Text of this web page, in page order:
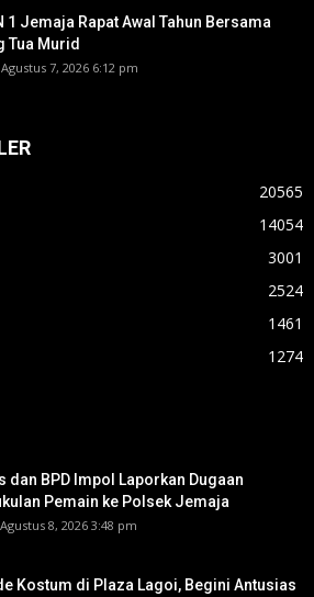
1 Jemaja Rapat Awal Tahun Bersama
Tua Murid
7, 2026 6:12 pm
20565
14054
3001
2524
1461
1274
dan BPD Impol Laporkan Dugaan
Pemain ke Polsek Jemaja
8, 2026 3:48 pm
Kostum di Plaza Lagoi, Begini Antusias